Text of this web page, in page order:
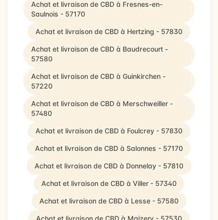
Achat et livraison de CBD à Fresnes-en-
Saulnois - 57170
Achat et livraison de CBD à Hertzing - 57830
Achat et livraison de CBD à Baudrecourt -
57580
Achat et livraison de CBD à Guinkirchen -
57220
Achat et livraison de CBD à Merschweiller -
57480
Achat et livraison de CBD à Foulcrey - 57830
Achat et livraison de CBD à Salonnes - 57170
Achat et livraison de CBD à Donnelay - 57810
Achat et livraison de CBD à Viller - 57340
Achat et livraison de CBD à Lesse - 57580
Achat et livraison de CBD à Maizery - 57530